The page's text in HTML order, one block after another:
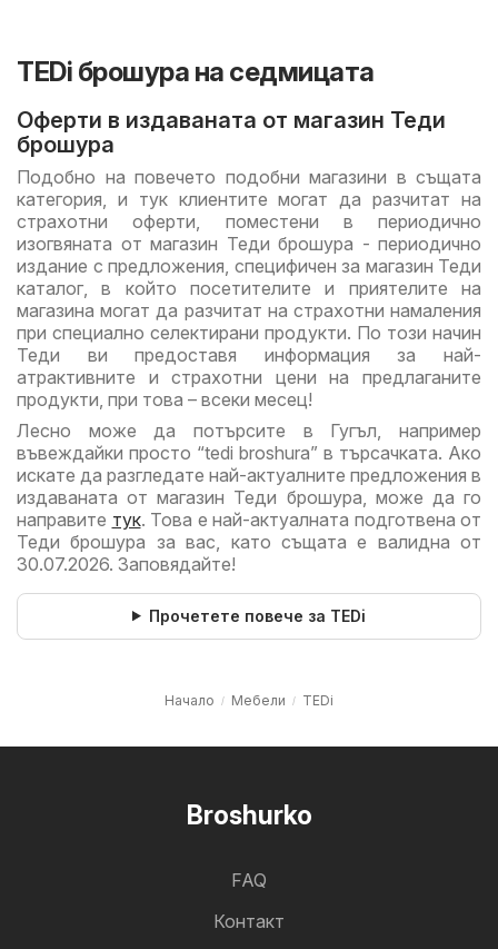
TEDi брошура на седмицата
Оферти в издаваната от магазин Теди
брошура
Подобно на повечето подобни магазини в същата
категория, и тук клиентите могат да разчитат на
страхотни оферти, поместени в периодично
изогвяната от магазин Теди брошура - периодично
издание с предложения, специфичен за магазин Теди
каталог, в който посетителите и приятелите на
магазина могат да разчитат на страхотни намаления
при специално селектирани продукти. По този начин
Теди ви предоставя информация за най-
атрактивните и страхотни цени на предлаганите
продукти, при това – всеки месец!
Лесно може да потърсите в Гугъл, например
въвеждайки просто “tedi broshura” в търсачката. Ако
искате да разгледате най-актуалните предложения в
издаваната от магазин Теди брошура, може да го
направите тук. Това е най-актуалната подготвена от
Теди брошура за вас, като същата е валидна от
30.07.2026. Заповядайте!
Прочетете повече за TEDi
Начало Мебели TEDi
Broshurko
FAQ
Контакт